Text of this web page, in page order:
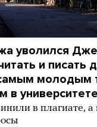
уволился
и писать
молодым
в университете
в плагиате,